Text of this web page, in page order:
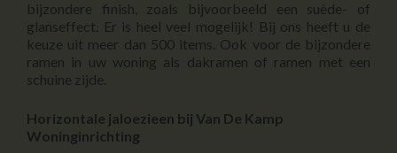
bijzondere finish, zoals bijvoorbeeld een suède- of
glanseffect. Er is heel veel mogelijk! Bij ons heeft u de
keuze uit meer dan 500 items. Ook voor de bijzondere
ramen in uw woning als dakramen of ramen met een
schuine zijde.
Horizontale jaloezieen bij Van De Kamp
Woninginrichting